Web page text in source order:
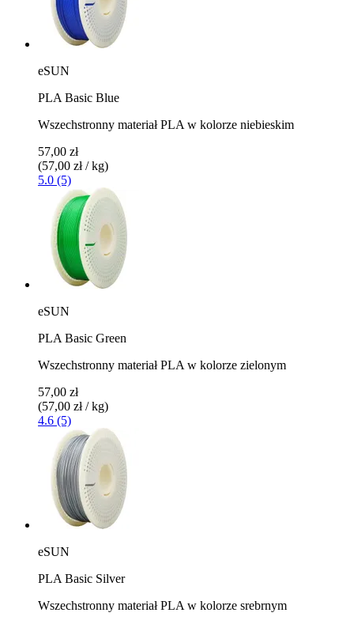
eSUN
PLA Basic Blue
Wszechstronny materiał PLA w kolorze niebieskim
57,00 zł
(57,00 zł / kg)
5.0 (5)
eSUN
PLA Basic Green
Wszechstronny materiał PLA w kolorze zielonym
57,00 zł
(57,00 zł / kg)
4.6 (5)
eSUN
PLA Basic Silver
Wszechstronny materiał PLA w kolorze srebrnym